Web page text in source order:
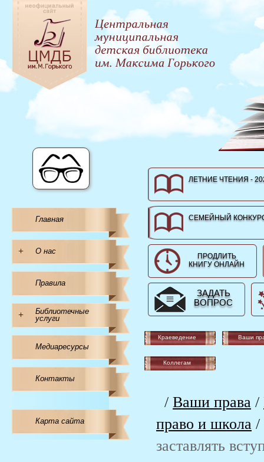
Главная
+ О нас
Правила
+
Библиотечные
услуги
Медиаресурсы
Контакты
Карта сайта
ЛЕТНИЕ ЧТЕНИЯ -
СЕМЕЙНЫЙ
ПРОДЛИТЬ
КНИГУ ОНЛАЙН
ЗАДАТЬ
ВОПРОС
Краеведение Ваши
Коллегам
/ Ваши права /
право и школа /
заставлять